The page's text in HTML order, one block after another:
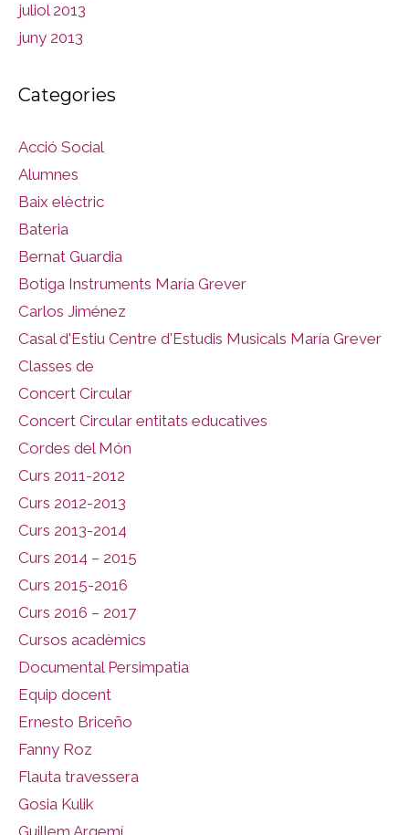
juliol 2013
juny 2013
Categories
Acció Social
Alumnes
Baix elèctric
Bateria
Bernat Guardia
Botiga Instruments María Grever
Carlos Jiménez
Casal d'Estiu Centre d'Estudis Musicals María Grever
Classes de
Concert Circular
Concert Circular entitats educatives
Cordes del Món
Curs 2011-2012
Curs 2012-2013
Curs 2013-2014
Curs 2014 – 2015
Curs 2015-2016
Curs 2016 – 2017
Cursos acadèmics
Documental Persimpatia
Equip docent
Ernesto Briceño
Fanny Roz
Flauta travessera
Gosia Kulik